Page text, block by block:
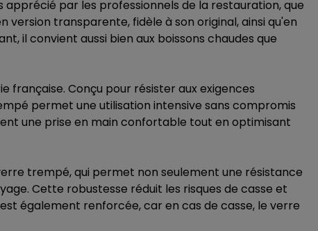
apprécié par les professionnels de la restauration, que
transparente, fidèle à son original, ainsi qu'en
il convient aussi bien aux boissons chaudes que
Conçu pour résister aux exigences
permet une utilisation intensive sans compromis
une prise en main confortable tout en optimisant
trempé, qui permet non seulement une résistance
Cette robustesse réduit les risques de casse et
également renforcée, car en cas de casse, le verre